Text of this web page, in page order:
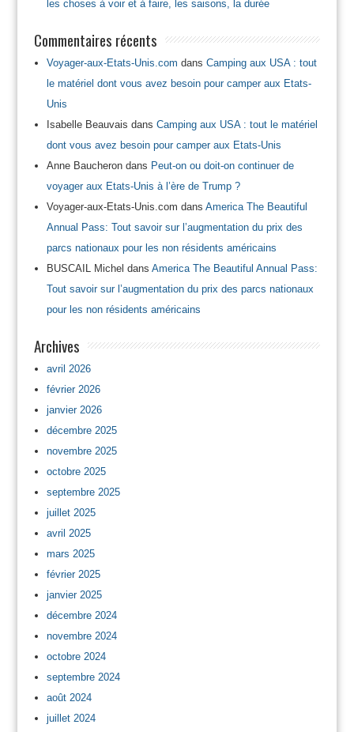
les choses à voir et à faire, les saisons, la durée
Commentaires récents
Voyager-aux-Etats-Unis.com dans Camping aux USA : tout
le matériel dont vous avez besoin pour camper aux Etats-
Unis
Isabelle Beauvais dans Camping aux USA : tout le matériel
dont vous avez besoin pour camper aux Etats-Unis
Anne Baucherondans Peut-on ou doit-on continuer de
voyager aux Etats-Unis à l’ère de Trump ?
Voyager-aux-Etats-Unis.com dans America The Beautiful
Annual Pass: Tout savoir sur l’augmentation du prix des
parcs nationaux pour les non résidents américains
BUSCAIL Michel dans America The Beautiful Annual Pass:
Tout savoir sur l’augmentation du prix des parcs nationaux
pour les non résidents américains
Archives
avril 2026
février 2026
janvier 2026
décembre 2025
novembre 2025
octobre 2025
septembre 2025
juillet 2025
avril 2025
mars 2025
février 2025
janvier 2025
décembre 2024
novembre 2024
octobre 2024
septembre 2024
août 2024
juillet 2024